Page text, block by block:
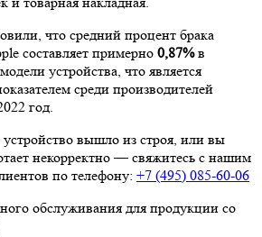
что средний процент брака
составляет примерно 0,87%в
устройства, что является
среди производителей
год.
вышло из строя, или вы
некорректно — свяжитесь с нашим
по телефону: +7 (495) 085-60-06
обслуживания для продукции со